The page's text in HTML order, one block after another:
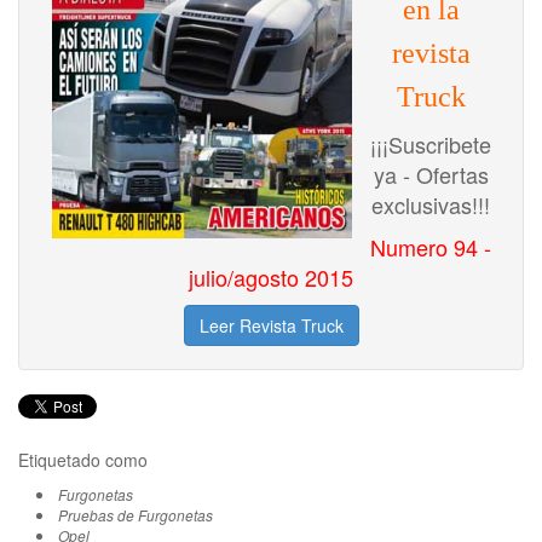
en la
revista
Truck
¡¡¡Suscribete
ya - Ofertas
exclusivas!!!
Numero 94 -
julio/agosto 2015
Leer Revista Truck
Etiquetado como
Furgonetas
Pruebas de Furgonetas
Opel